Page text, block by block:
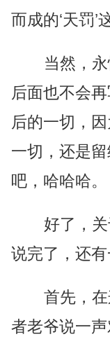
而成的‘天罚’
当然，
后面也不会
后的一切，
一切，还是
吧，哈哈哈。
好了，
说完了，还有
首先，
者老爷说一声